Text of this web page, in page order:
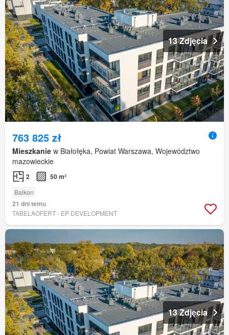
13 Zdjęcia
763 825 zł
Mieszkanie w Białołęka, Powiat Warszawa, Województwo
mazowieckie
2 50 m²
Balkon
21 dni temu
TABELAOFERT - EP DEVELOPMENT
13 Zdjęcia